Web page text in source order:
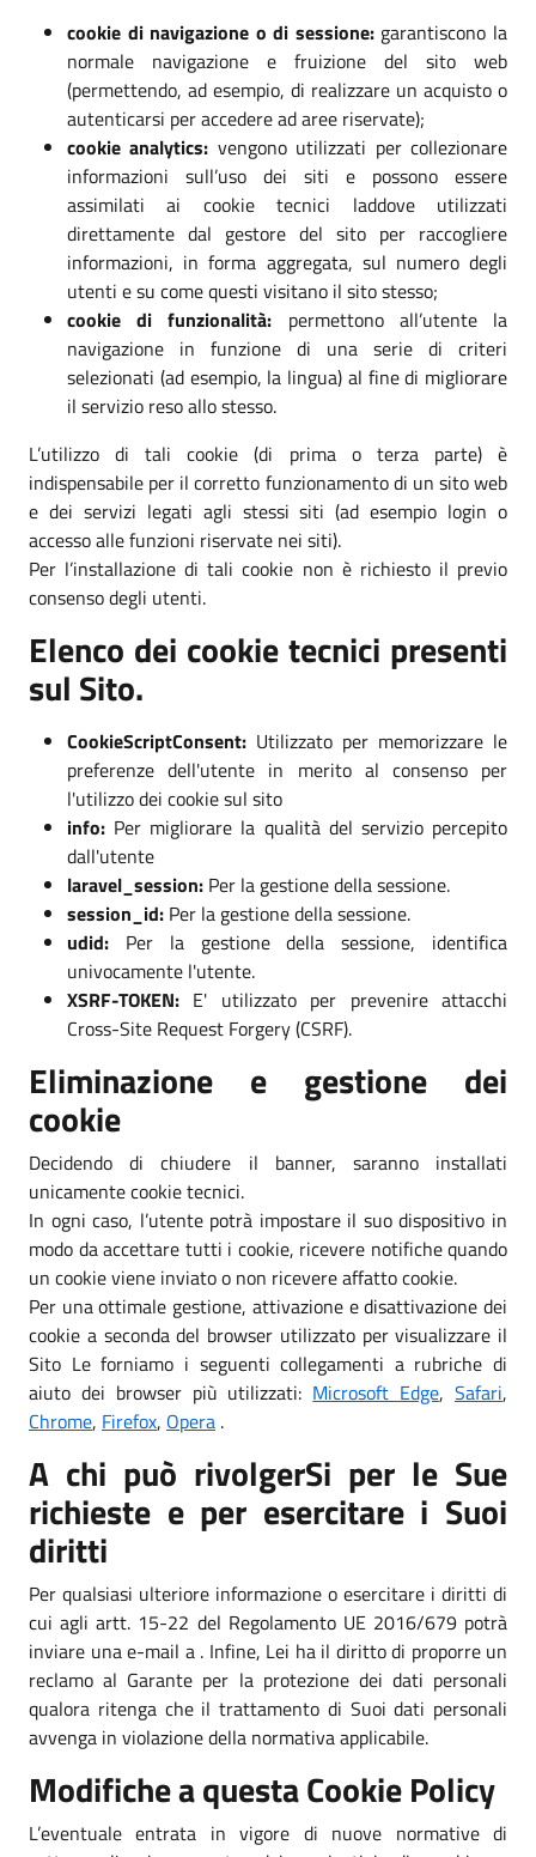
cookie di navigazione o di sessione:garantiscono la
normale navigazione e fruizione del sito web
(permettendo, ad esempio, di realizzare un acquisto o
autenticarsi per accedere ad aree riservate);
cookie analytics: vengono utilizzati per collezionare
informazioni sull’uso dei siti e possono essere
assimilati ai cookie tecnici laddove utilizzati
direttamente dal gestore del sito per raccogliere
informazioni, in forma aggregata, sul numero degli
utenti e su come questi visitano il sito stesso;
cookie di funzionalità: permettono all’utente la
navigazione in funzione di una serie di criteri
selezionati (ad esempio, la lingua) al fine di migliorare
il servizio reso allo stesso.
L’utilizzo di tali cookie (di prima o terza parte) è
indispensabile per il corretto funzionamento di un sito web
e dei servizi legati agli stessi siti (ad esempio login o
accesso alle funzioni riservate nei siti).
Per l’installazione di tali cookie non è richiesto il previo
consenso degli utenti.
Elenco dei cookie tecnici presenti
sul Sito.
CookieScriptConsent: Utilizzato per memorizzare le
preferenze dell'utente in merito al consenso per
l'utilizzo dei cookie sul sito
info: Per migliorare la qualità del servizio percepito
dall'utente
laravel_session: Per la gestione della sessione.
session_id: Per la gestione della sessione.
udid: Per la gestione della sessione, identifica
univocamente l'utente.
XSRF-TOKEN: E' utilizzato per prevenire attacchi
Cross-Site Request Forgery (CSRF).
Eliminazione e gestione dei
cookie
Decidendo di chiudere il banner, saranno installati
unicamente cookie tecnici.
In ogni caso, l’utente potrà impostare il suo dispositivo in
modo da accettare tutti i cookie, ricevere notifiche quando
un cookie viene inviato o non ricevere affatto cookie.
Per una ottimale gestione, attivazione e disattivazione dei
cookie a seconda del browser utilizzato per visualizzare il
Sito Le forniamo i seguenti collegamenti a rubriche di
aiuto dei browser più utilizzati: Microsoft Edge,Safari,
Chrome, Firefox, Opera .
A chi può rivolgerSi per le Sue
richieste e per esercitare i Suoi
diritti
Per qualsiasi ulteriore informazione o esercitare i diritti di
cui agli artt. 15-22 del Regolamento UE 2016/679 potrà
inviare una e-mail a . Infine, Lei ha il diritto di proporre un
reclamo al Garante per la protezione dei dati personali
qualora ritenga che il trattamento di Suoi dati personali
avvenga in violazione della normativa applicabile.
Modifiche a questa Cookie Policy
L’eventuale entrata in vigore di nuove normative di